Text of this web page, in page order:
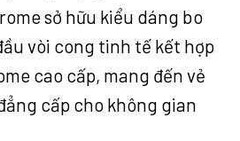
sở hữu kiểu dáng bo
vòi cong tinh tế kết hợp
cao cấp, mang đến vẻ
cấp cho không gian